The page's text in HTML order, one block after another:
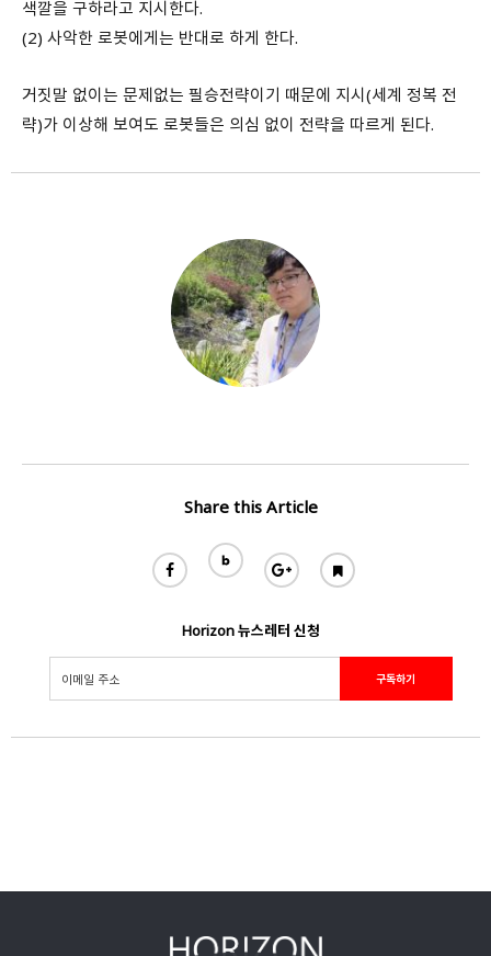
색깔을 구하라고 지시한다.
(2) 사악한 로봇에게는 반대로 하게 한다.
거짓말 없이는 문제없는 필승전략이기 때문에 지시(세계 정복 전
략)가 이상해 보여도 로봇들은 의심 없이 전략을 따르게 된다.
Share this Article
Horizon 뉴스레터 신청